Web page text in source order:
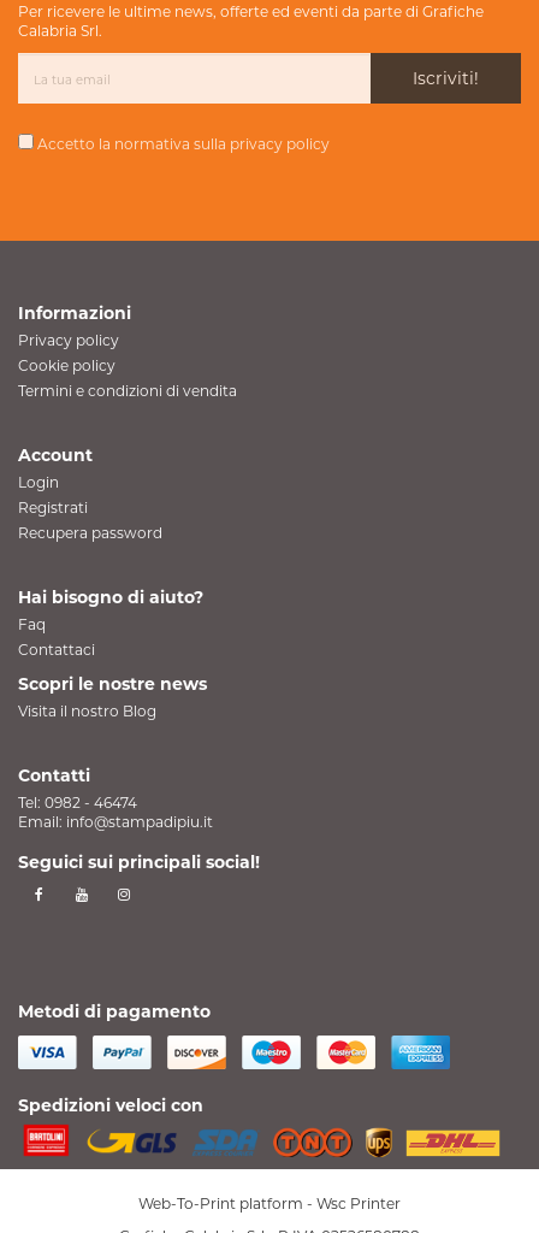
Per ricevere le ultime news, offerte ed eventi da parte di Grafiche
Calabria Srl.
Iscriviti!
Accetto la normativa sulla privacy policy
Informazioni
Privacy policy
Cookie policy
Termini e condizioni di vendita
Account
Login
Registrati
Recupera password
Hai bisogno di aiuto?
Faq
Contattaci
Scopri le nostre news
Visita il nostro Blog
Contatti
Tel: 0982 - 46474
Email: info@stampadipiu.it
Seguici sui principali social!
Metodi di pagamento
Spedizioni veloci con
Web-To-Print platform - Wsc Printer